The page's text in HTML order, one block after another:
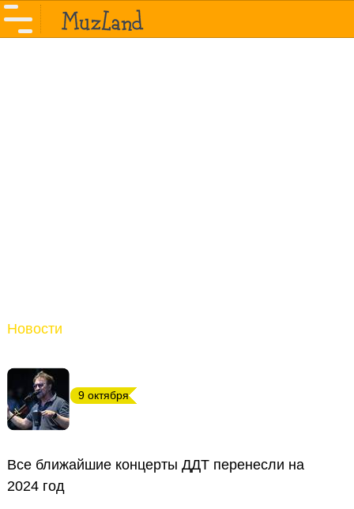
Новости
9 октября
Все ближайшие концерты ДДТ перенесли на
2024 год